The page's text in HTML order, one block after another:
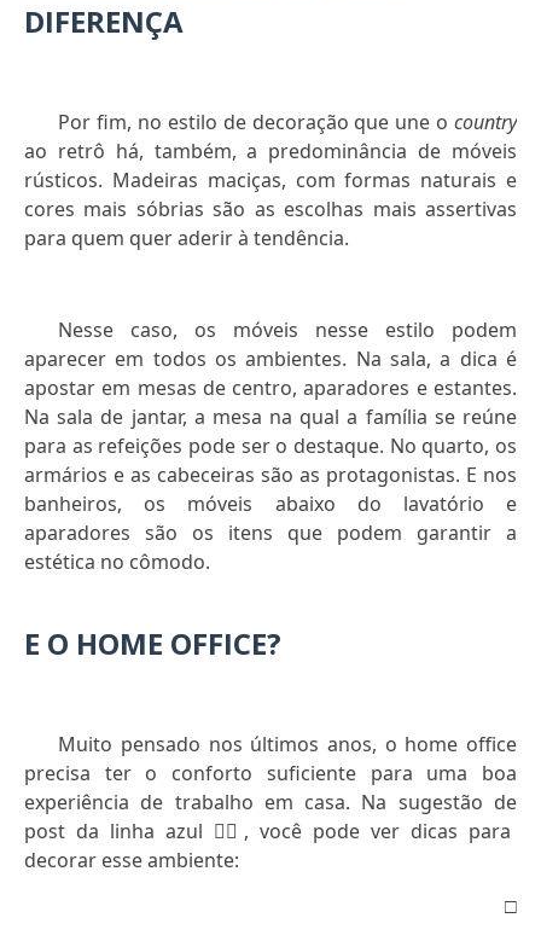
DIFERENÇA
Por fim, no estilo de decoração que une o country
ao retrô há, também, a predominância de móveis
rústicos. Madeiras maciças, com formas naturais e
cores mais sóbrias são as escolhas mais assertivas
para quem quer aderir à tendência.
Nesse caso, os móveis nesse estilo podem
aparecer em todos os ambientes. Na sala, a dica é
apostar em mesas de centro, aparadores e estantes.
Na sala de jantar, a mesa na qual a família se reúne
para as refeições pode ser o destaque. No quarto, os
armários e as cabeceiras são as protagonistas. E nos
banheiros, os móveis abaixo do lavatório e
aparadores são os itens que podem garantir a
estética no cômodo.
E O HOME OFFICE?
Muito pensado nos últimos anos, o home office
precisa ter o conforto suficiente para uma boa
experiência de trabalho em casa. Na sugestão de
post da linha azul 👇🏻 , você pode ver dicas para
decorar esse ambiente:
□